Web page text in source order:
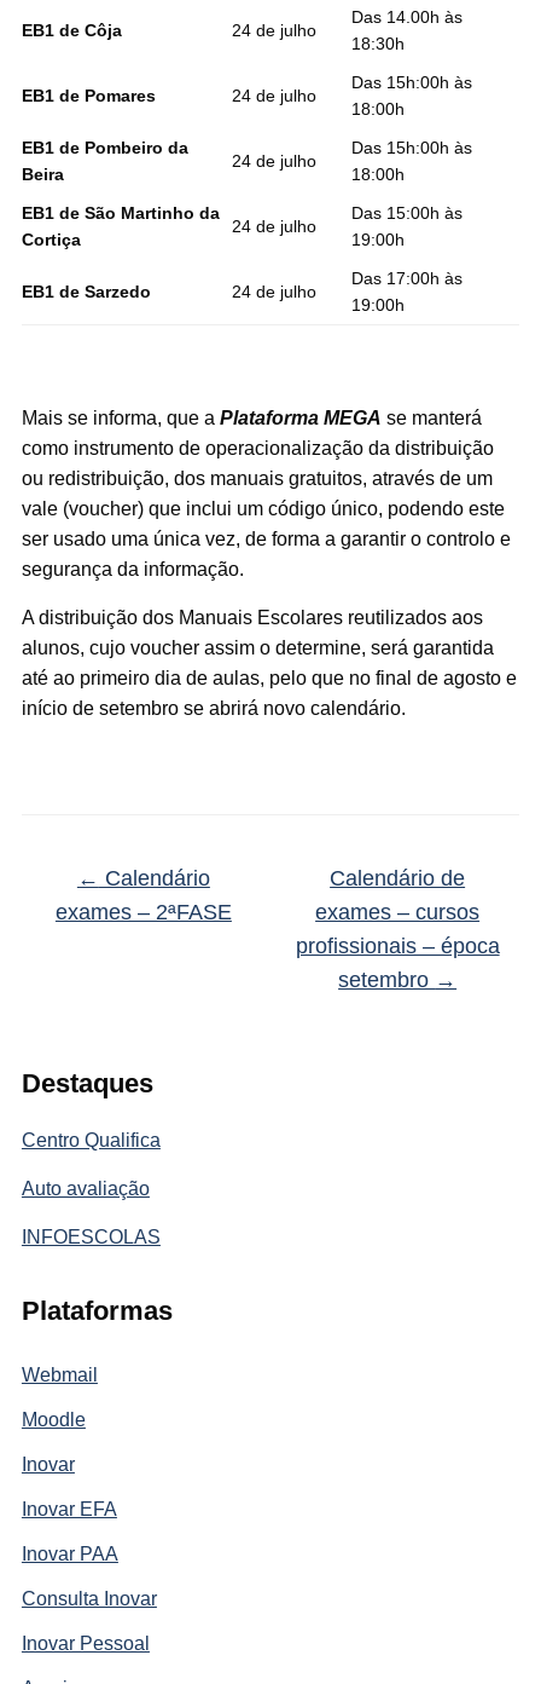
Destaques
Centro Qualifica
Auto avaliação
INFOESCOLAS
Plataformas
Webmail
Moodle
Inovar
Inovar EFA
Inovar PAA
Consulta Inovar
Inovar Pessoal
EB1 de Côja 24 de julho
Das 14.00h às
18:30h
EB1 de Pomares 24 de julho
Das 15h:00h às
18:00h
EB1 de Pombeiro da
Beira
24 de julho
Das 15h:00h às
18:00h
EB1 de São Martinho da
Cortiça
24 de julho
Das 15:00h às
19:00h
EB1 de Sarzedo 24 de julho
Das 17:00h às
19:00h
Mais se informa, que a Plataforma MEGA se manterá
como instrumento de operacionalização da distribuição
ou redistribuição, dos manuais gratuitos, através de um
vale (voucher) que inclui um código único, podendo este
ser usado uma única vez, de forma a garantir o controlo e
segurança da informação.
A distribuição dos Manuais Escolares reutilizados aos
alunos, cujo voucher assim o determine, será garantida
até ao primeiro dia de aulas, pelo que no final de agosto e
início de setembro se abrirá novo calendário.
← Calendário
exames – 2ªFASE
Calendário de
exames – cursos
profissionais – época
setembro →